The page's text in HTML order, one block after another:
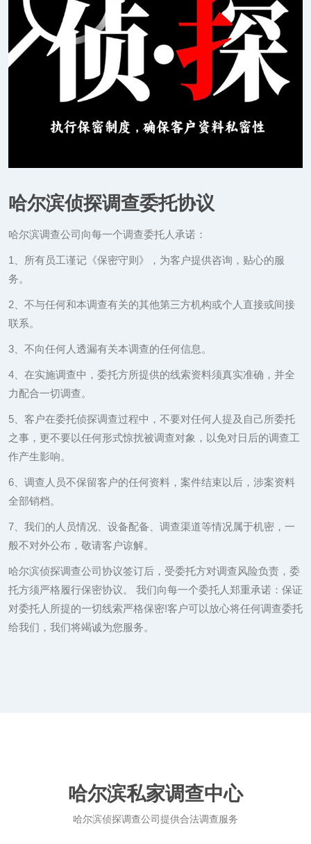
哈尔滨侦探调查委托协议
哈尔滨调查公司向每一个调查委托人承诺：
1、所有员工谨记《保密守则》，为客户提供咨询，贴心的服
务。
2、不与任何和本调查有关的其他第三方机构或个人直接或间接
联系。
3、不向任何人透漏有关本调查的任何信息。
4、在实施调查中，委托方所提供的线索资料须真实准确，并全
力配合一切调查。
5、客户在委托侦探调查过程中，不要对任何人提及自己所委托
之事，更不要以任何形式惊扰被调查对象，以免对日后的调查工
作产生影响。
6、调查人员不保留客户的任何资料，案件结束以后，涉案资料
全部销档。
7、我们的人员情况、设备配备、调查渠道等情况属于机密，一
般不对外公布，敬请客户谅解。
哈尔滨侦探调查公司协议签订后，受委托方对调查风险负责，委
托方须严格履行保密协议。 我们向每一个委托人郑重承诺：保证
对委托人所提的一切线索严格保密!客户可以放心将任何调查委托
给我们，我们将竭诚为您服务。
哈尔滨私家调查中心
哈尔滨侦探调查公司提供合法调查服务